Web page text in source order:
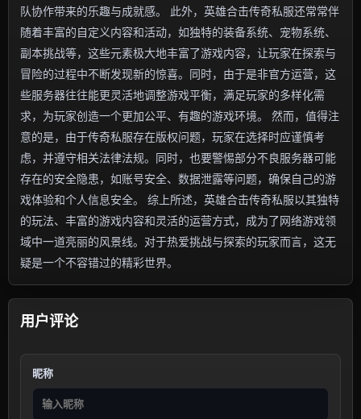
队协作带来的乐趣与成就感。 此外，英雄合击传奇私服还常常伴
随着丰富的自定义内容和活动，如独特的装备系统、宠物系统、
副本挑战等，这些元素极大地丰富了游戏内容，让玩家在探索与
冒险的过程中不断发现新的惊喜。同时，由于是非官方运营，这
些服务器往往能更灵活地调整游戏平衡，满足玩家的多样化需
求，为玩家创造一个更加公平、有趣的游戏环境。 然而，值得注
意的是，由于传奇私服存在版权问题，玩家在选择时应谨慎考
虑，并遵守相关法律法规。同时，也要警惕部分不良服务器可能
存在的安全隐患，如账号安全、数据泄露等问题，确保自己的游
戏体验和个人信息安全。 综上所述，英雄合击传奇私服以其独特
的玩法、丰富的游戏内容和灵活的运营方式，成为了网络游戏领
域中一道亮丽的风景线。对于热爱挑战与探索的玩家而言，这无
疑是一个不容错过的精彩世界。
用户评论
昵称